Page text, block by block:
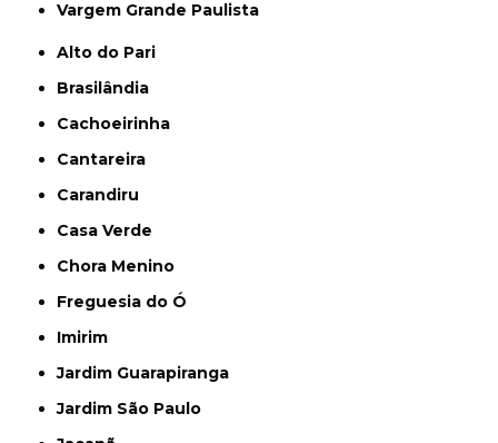
Vargem Grande Paulista
Alto do Pari
Brasilândia
Cachoeirinha
Cantareira
Carandiru
Casa Verde
Chora Menino
Freguesia do Ó
Imirim
Jardim Guarapiranga
Jardim São Paulo